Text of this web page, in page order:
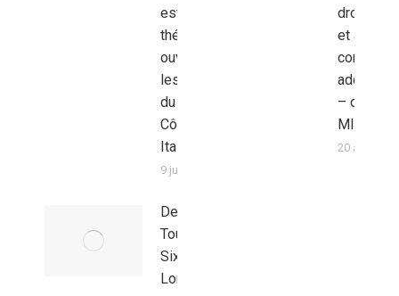
est un
théâtre
ouvert sur
les eaux
du lac de
Côme en
Italie
9 juillet 2026
drogues
et aux
conduites
– de la
MILDECA
20 avril
Destination
Tourisme -
Six Senses
London